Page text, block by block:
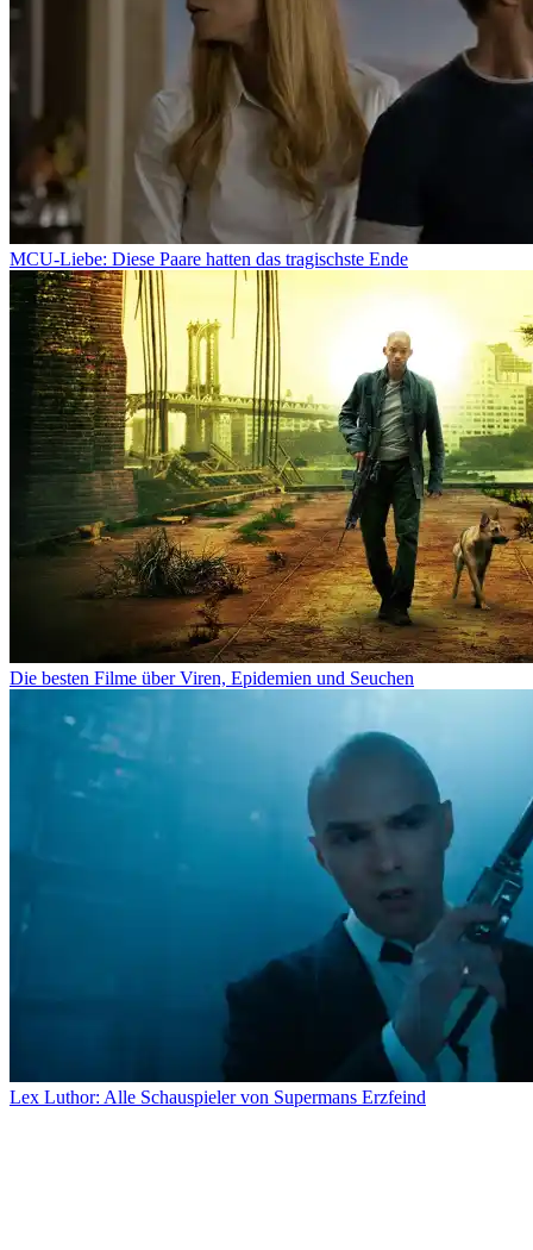
MCU-Liebe: Diese Paare hatten das tragischste Ende
Die besten Filme über Viren, Epidemien und Seuchen
Lex Luthor: Alle Schauspieler von Supermans Erzfeind